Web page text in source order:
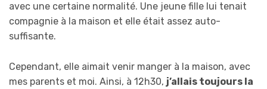
avec une certaine normalité. Une jeune fille lui tenait
compagnie à la maison et elle était assez auto-
suffisante.
Cependant, elle aimait venir manger à la maison, avec
mes parents et moi. Ainsi, à 12h30, j’allais toujours la